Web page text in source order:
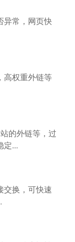
异常，网页快
高权重外链等
的外链等，过
定...
交换，可快速